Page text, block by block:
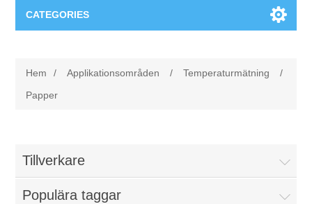
CATEGORIES
Felsökning
Kvalitetsdokumentation
Produkter
Hem / Applikationsområden / Temperaturmätning
/
Papper
Tillverkare
Populära taggar